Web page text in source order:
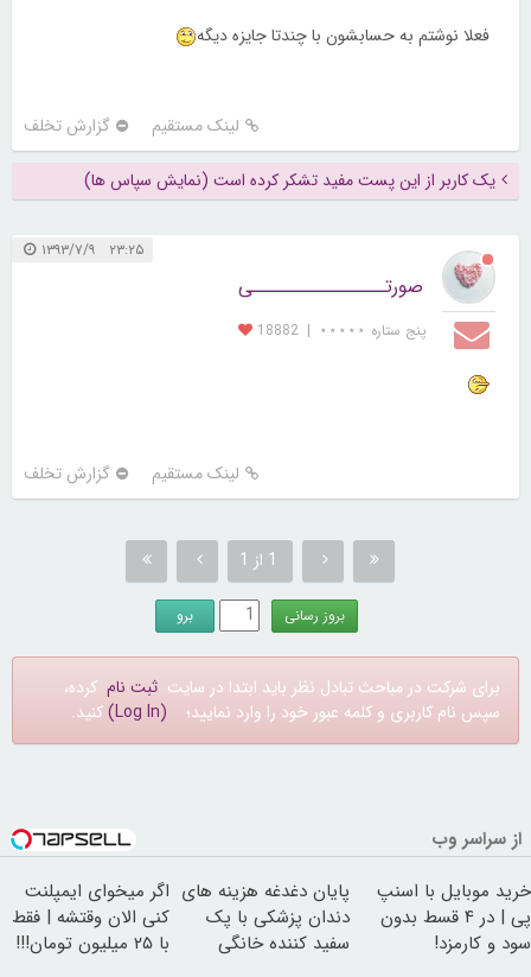
فعلا نوشتم به حسابشون با چندتا جایزه دیگه
لینک مستقیم گزارش تخلف
یک کاربر از این پست مفید تشکر کرده است (نمایش سپاس ها)
۲۳:۲۵ ۱۳۹۳/۷/۹
صورتــــــــــــــــی
پنج ستاره ⋆⋆⋆⋆⋆ |
18882
لینک مستقیم گزارش تخلف
1 از 1
برای شرکت در مباحث تبادل نظر باید ابتدا در سایت ثبت نام کرده،
سپس نام کاربری و کلمه عبور خود را وارد نمایید؛ (Log In) کنید.
از سراسر وب
خرید موبایل با اسنپ
پی | در ۴ قسط بدون
سود و کارمزد!
پایان دغدغه هزینه های
دندان پزشکی با پک
سفید کننده خانگی
اگر میخوای ایمپلنت
کنی الان وقتشه | فقط
با ۲۵ میلیون تومان!!!